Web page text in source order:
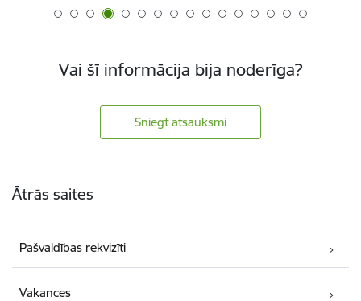
Vai šī informācija bija noderīga?
Sniegt atsauksmi
Ātrās saites
Pašvaldības rekvizīti
Vakances